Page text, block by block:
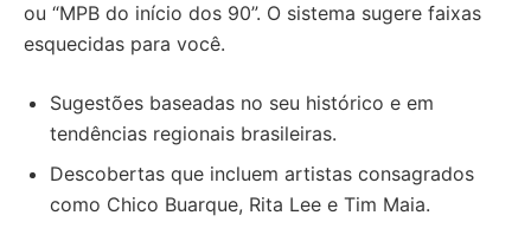
ou “MPB do início dos 90”. O sistema sugere faixas
esquecidas para você.
Sugestões baseadas no seu histórico e em
tendências regionais brasileiras.
Descobertas que incluem artistas consagrados
como Chico Buarque, Rita Lee e Tim Maia.